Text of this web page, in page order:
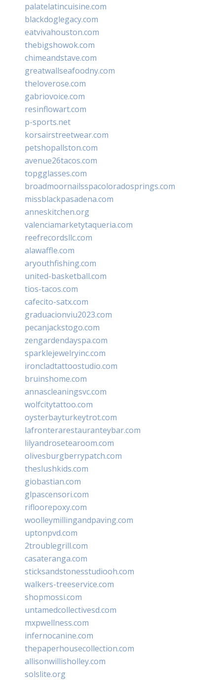
palatelatincuisine.com
blackdoglegacy.com
eatvivahouston.com
thebigshowok.com
chimeandstave.com
greatwallseafoodny.com
theloverose.com
gabriovoice.com
resinflowart.com
p-sports.net
korsairstreetwear.com
petshopallston.com
avenue26tacos.com
topgglasses.com
broadmoornailsspacoloradosprings.com
missblackpasadena.com
anneskitchen.org
valenciamarketytaqueria.com
reefrecordsllc.com
alawaffle.com
aryouthfishing.com
united-basketball.com
tios-tacos.com
cafecito-satx.com
graduacionviu2023.com
pecanjackstogo.com
zengardendayspa.com
sparklejewelryinc.com
ironcladtattoostudio.com
bruinshome.com
annascleaningsvc.com
wolfcitytattoo.com
oysterbayturkeytrot.com
lafronterarestauranteybar.com
lilyandrosetearoom.com
olivesburgberrypatch.com
theslushkids.com
giobastian.com
glpascensori.com
rifloorepoxy.com
woolleymillingandpaving.com
uptonpvd.com
2troublegrill.com
casateranga.com
sticksandstonesstudiooh.com
walkers-treeservice.com
shopmossi.com
untamedcollectivesd.com
mxpwellness.com
infernocanine.com
thepaperhousecollection.com
allisonwillisholley.com
solslite.org